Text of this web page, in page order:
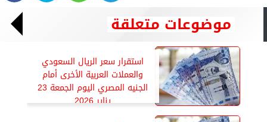
موضوعات متعلقة
استقرار سعر الريال السعودي
والعملات العربية الأخرى أمام
الجنيه المصري اليوم الجمعة 23
يناير 2026